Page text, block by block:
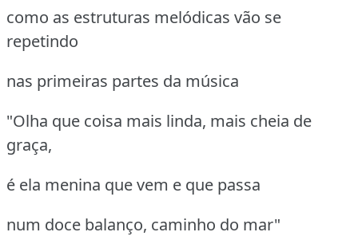
como as estruturas melódicas vão se
repetindo
nas primeiras partes da música
"Olha que coisa mais linda, mais cheia de
graça,
é ela menina que vem e que passa
num doce balanço, caminho do mar"